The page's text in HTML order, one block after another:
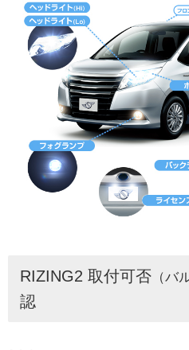
RIZING2 取付可否 （バ
認